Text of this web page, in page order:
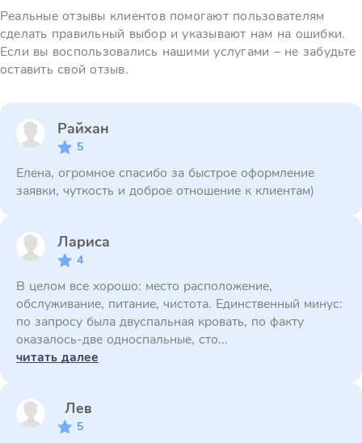
Реальные отзывы клиентов помогают пользователям
сделать правильный выбор и указывают нам на ошибки.
Если вы воспользовались нашими услугами – не забудьте
оставить свой отзыв.
Райхан
5
Елена, огромное спасибо за быстрое оформление
заявки, чуткость и доброе отношение к клиентам)
Лариса
4
В целом все хорошо: место расположение,
обслуживание, питание, чистота. Единственный минус:
по запросу была двуспальная кровать, по факту
оказалось-две односпальные, сто...
читать далее
Лев
5